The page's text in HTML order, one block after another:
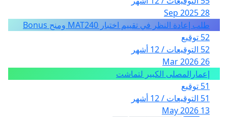
28 Sep 2025
طلب إعادة النظر في تقييم اختبار MAT240 ومنح Bonus
52 توقيع
52 التوقيعات / 12 أشهر
26 Mar 2026
إعمارالمصلى الكبير لتماشت
51 توقيع
51 التوقيعات / 12 أشهر
13 May 2026